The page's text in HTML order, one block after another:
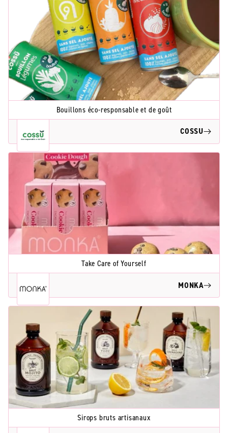
Bouillons éco-responsable et de goût
COSSU
Take Care of Yourself
MONKA
Sirops bruts artisanaux